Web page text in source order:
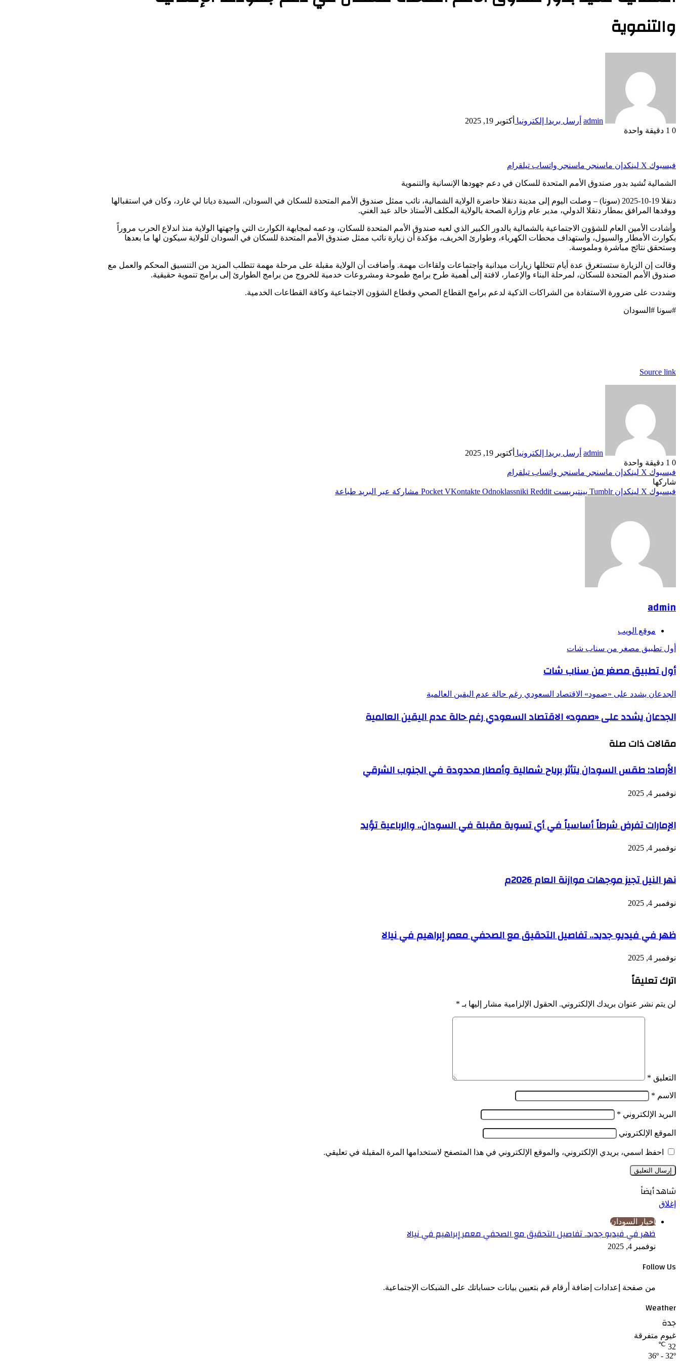
والتنموية
admin أرسل بريدا إلكترونيا أكتوبر 19, 2025
0
دقيقة واحدة
فيسبوك ‫X لينكدإن ماسنجر ماسنجر واتساب تيلقرام
الشمالية تُشيد بدور صندوق الأمم المتحدة للسكان في دعم جهودها الإنسانية والتنموية
دنقلا 19-10-2025 (سونا) – وصلت اليوم إلى مدينة دنقلا حاضرة الولاية الشمالية، نائب ممثل صندوق الأمم المتحدة للسكان في السودان، السيدة ديانا لي غارد، وكان في استقبالها
ووفدها المرافق بمطار دنقلا الدولي، مدير عام وزارة الصحة بالولاية المكلف الأستاذ خالد عبد الغني.
وأشادت الأمين العام للشؤون الاجتماعية بالشمالية بالدور الكبير الذي لعبه صندوق الأمم المتحدة للسكان، ودعمه لمجابهة الكوارث التي واجهتها الولاية منذ اندلاع الحرب مروراً
بكوارث الأمطار والسيول، واستهداف محطات الكهرباء، وطوارئ الخريف، مؤكدة أن زيارة نائب ممثل صندوق الأمم المتحدة للسكان في السودان للولاية سيكون لها ما بعدها
وستحقق نتائج مباشرة وملموسة.
وقالت إن الزيارة ستستغرق عدة أيام تتخللها زيارات ميدانية واجتماعات ولقاءات مهمة. وأضافت أن الولاية مقبلة على مرحلة مهمة تتطلب المزيد من التنسيق المحكم والعمل مع
صندوق الأمم المتحدة للسكان، لمرحلة البناء والإعمار، لافتة إلى أهمية طرح برامج طموحة ومشروعات خدمية للخروج من برامج الطوارئ إلى برامج تنموية حقيقية.
وشددت على ضرورة الاستفادة من الشراكات الذكية لدعم برامج القطاع الصحي وقطاع الشؤون الاجتماعية وكافة القطاعات الخدمية.
#سونا #السودان
Source link
admin أرسل بريدا إلكترونيا أكتوبر 19, 2025
0
دقيقة واحدة
فيسبوك ‫X لينكدإن ماسنجر ماسنجر واتساب تيلقرام
شاركها
فيسبوك ‫X لينكدإن بينتيريست Odnoklassniki
‫Pocket مشاركة عبر البريد طباعة
admin
موقع الويب
أول تطبيق مصغر من سناب شات
أول تطبيق مصغر من سناب شات
الجدعان يشدد على «صمود» الاقتصاد السعودي رغم حالة عدم اليقين العالمية
الجدعان يشدد على «صمود» الاقتصاد السعودي رغم حالة عدم اليقين العالمية
مقالات ذات صلة
الأرصاد: طقس السودان يتأثر برياح شمالية وأمطار محدودة في الجنوب الشرقي
نوفمبر 4, 2025
الإمارات تفرض شرطاً أساسياً في أي تسوية مقبلة في السودان.. والرباعية تؤيد
نوفمبر 4, 2025
نهر النيل تجيز موجهات موازنة العام 2026م
نوفمبر 4, 2025
ظهر في فيديو جديد.. تفاصيل التحقيق مع الصحفي معمر إبراهيم في نيالا
نوفمبر 4, 2025
اترك تعليقاً
لن يتم نشر عنوان بريدك الإلكتروني. الحقول الإلزامية مشار إليها بـ *
التعليق *
الاسم *
البريد الإلكتروني *
الموقع الإلكتروني
احفظ اسمي، بريدي الإلكتروني، والموقع الإلكتروني في هذا المتصفح لاستخدامها المرة المقبلة في تعليقي.
شاهد أيضاً
إغلاق
اخبار السودان
ظهر في فيديو جديد.. تفاصيل التحقيق مع الصحفي معمر إبراهيم في نيالا
نوفمبر 4, 2025
Follow Us
من صفحة إعدادات إضافة أرقام قم بتعيين بيانات حساباتك على الشبكات الإجتماعية.
Weather
جدة
غيوم متفرقة
32
℃
36º - 32º